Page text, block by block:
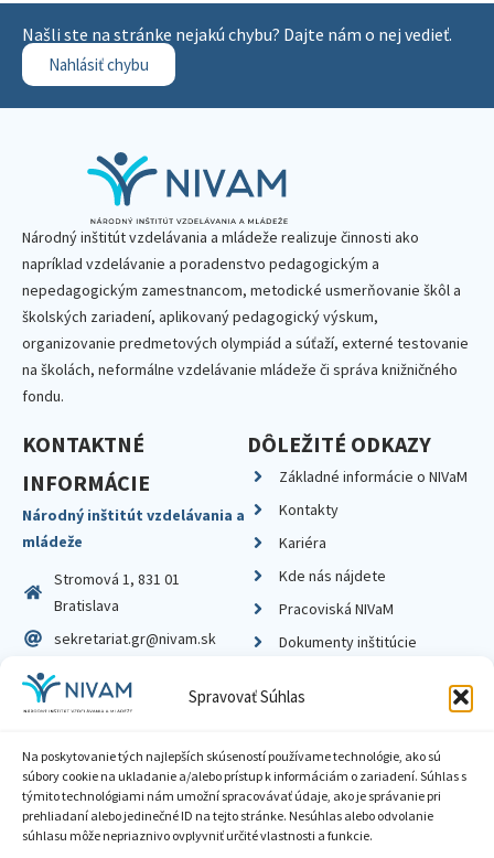
Spravovať Súhlas
Na poskytovanie tých najlepších skúseností používame technológie, ako sú
súbory cookie na ukladanie a/alebo prístup k informáciám o zariadení. Súhlas s
týmito technológiami nám umožní spracovávať údaje, ako je správanie pri
prehliadaní alebo jedinečné ID na tejto stránke. Nesúhlas alebo odvolanie
súhlasu môže nepriaznivo ovplyvniť určité vlastnosti a funkcie.
Našli ste na stránke nejakú chybu? Dajte nám o nej vedieť.
Nahlásiť chybu
Národný inštitút vzdelávania a mládeže realizuje činnosti ako
napríklad vzdelávanie a poradenstvo pedagogickým a
nepedagogickým zamestnancom, metodické usmerňovanie škôl a
školských zariadení, aplikovaný pedagogický výskum,
organizovanie predmetových olympiád a súťaží, externé testovanie
na školách, neformálne vzdelávanie mládeže či správa knižničného
fondu.
KONTAKTNÉ
INFORMÁCIE
Národný inštitút vzdelávania a
mládeže
Stromová 1, 831 01
Bratislava
sekretariat.gr@nivam.sk
IČO: 00164348
DIČ: 2020798714
DÔLEŽITÉ ODKAZY
Základné informácie o NIVaM
Kontakty
Kariéra
Kde nás nájdete
Pracoviská NIVaM
Dokumenty inštitúcie
Zásady ochrany súkromia